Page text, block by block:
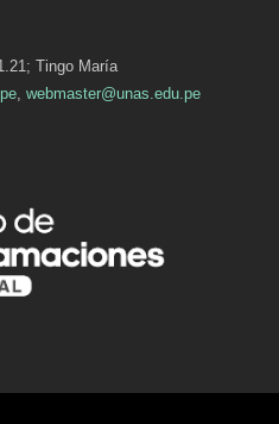
Tingo María
webmaster@unas.edu.pe